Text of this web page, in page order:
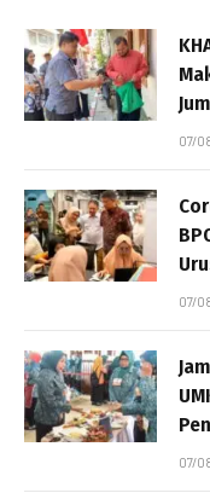
07/
07/
07/